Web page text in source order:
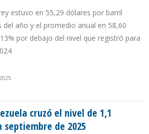
estuvo en 55,29 dólares por barril
año y el promedio anual en 58,60
por debajo del nivel que registró para
cruzó el nivel de 1,1
de 2025